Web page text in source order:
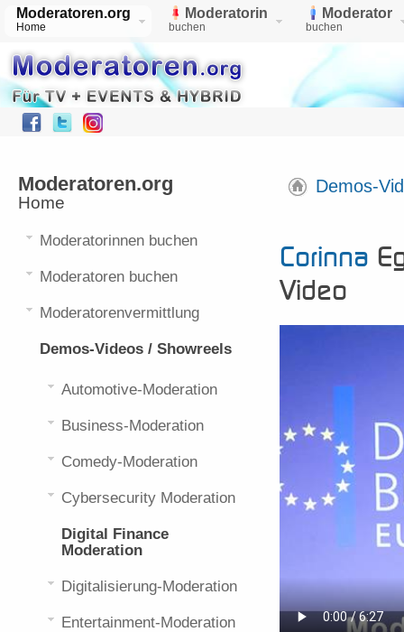
Moderatoren.org
Home
Moderatorin
buchen
Moderator
buchen
Demos-
Corinna
Video
Moderatoren.org
Home
Moderatorinnen buchen
Moderatoren buchen
Moderatorenvermittlung
Demos-Videos / Showreels
Automotive-Moderation
Business-Moderation
Comedy-Moderation
Cybersecurity Moderation
Digital Finance
Moderation
Digitalisierung-Moderation
Entertainment-Moderation